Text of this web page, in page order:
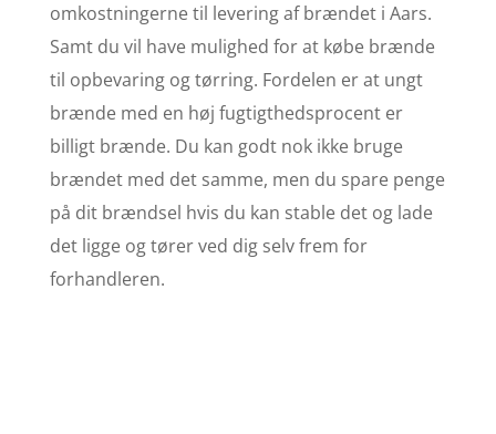
omkostningerne til levering af brændet i Aars.
Samt du vil have mulighed for at købe brænde
til opbevaring og tørring. Fordelen er at ungt
brænde med en høj fugtigthedsprocent er
billigt brænde. Du kan godt nok ikke bruge
brændet med det samme, men du spare penge
på dit brændsel hvis du kan stable det og lade
det ligge og tører ved dig selv frem for
forhandleren.